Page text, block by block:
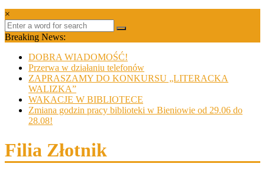
×
Breaking News:
DOBRA WIADOMOŚĆ!
Przerwa w działaniu telefonów
ZAPRASZAMY DO KONKURSU „LITERACKA
WALIZKA”
WAKACJE W BIBLIOTECE
Zmiana godzin pracy biblioteki w Bieniowie od 29.06 do
28.08!
Filia Złotnik